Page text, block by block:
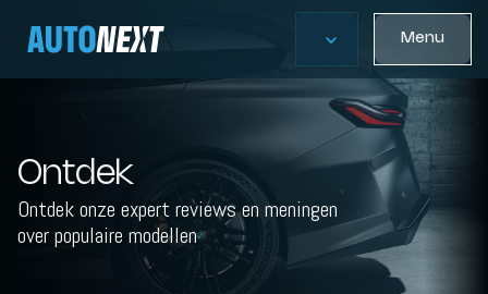
Menu
Ontdek
Ontdek onze expert reviews en meningen
over populaire modellen